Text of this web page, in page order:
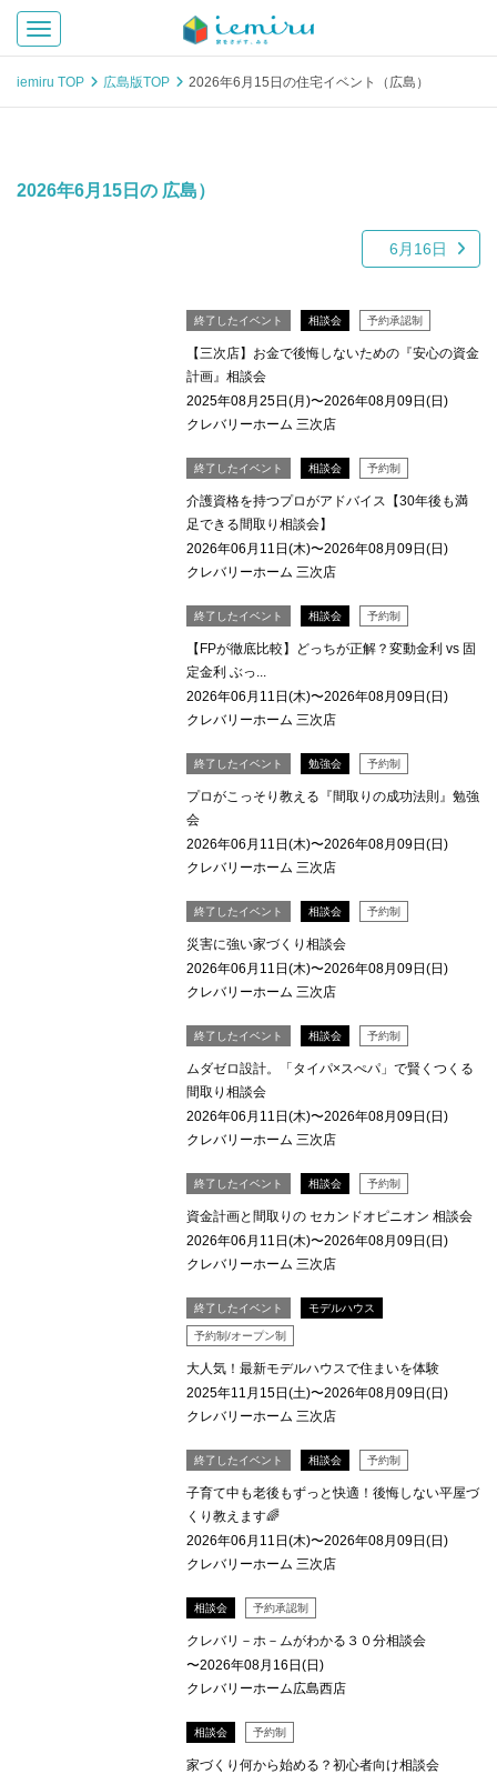
Toggle navigation
iemiru TOP 広島版TOP 2026年6月15日の住宅イベント（広島）
2026年6月15日の 広島）
6月16日
終了したイベント 相談会 予約承認制
【三次店】お金で後悔しないための『安心の資金
計画』相談会
2025年08月25日(月)〜2026年08月09日(日)
クレバリーホーム 三次店
終了したイベント 相談会 予約制
介護資格を持つプロがアドバイス【30年後も満
足できる間取り相談会】
2026年06月11日(木)〜2026年08月09日(日)
クレバリーホーム 三次店
終了したイベント 相談会 予約制
【FPが徹底比較】どっちが正解？変動金利 vs 固
定金利 ぶっ...
2026年06月11日(木)〜2026年08月09日(日)
クレバリーホーム 三次店
終了したイベント 勉強会 予約制
プロがこっそり教える『間取りの成功法則』勉強
会
2026年06月11日(木)〜2026年08月09日(日)
クレバリーホーム 三次店
終了したイベント 相談会 予約制
災害に強い家づくり相談会
2026年06月11日(木)〜2026年08月09日(日)
クレバリーホーム 三次店
終了したイベント 相談会 予約制
ムダゼロ設計。「タイパ×スぺパ」で賢くつくる
間取り相談会
2026年06月11日(木)〜2026年08月09日(日)
クレバリーホーム 三次店
終了したイベント 相談会 予約制
資金計画と間取りの セカンドオピニオン 相談会
2026年06月11日(木)〜2026年08月09日(日)
クレバリーホーム 三次店
終了したイベント モデルハウス
予約制/オープン制
大人気！最新モデルハウスで住まいを体験
2025年11月15日(土)〜2026年08月09日(日)
クレバリーホーム 三次店
終了したイベント 相談会 予約制
子育て中も老後もずっと快適！後悔しない平屋づ
くり教えます🌈
2026年06月11日(木)〜2026年08月09日(日)
クレバリーホーム 三次店
相談会 予約承認制
クレバリ－ホ－ムがわかる３０分相談会
〜2026年08月16日(日)
クレバリーホーム広島西店
相談会 予約制
家づくり何から始める？初心者向け相談会